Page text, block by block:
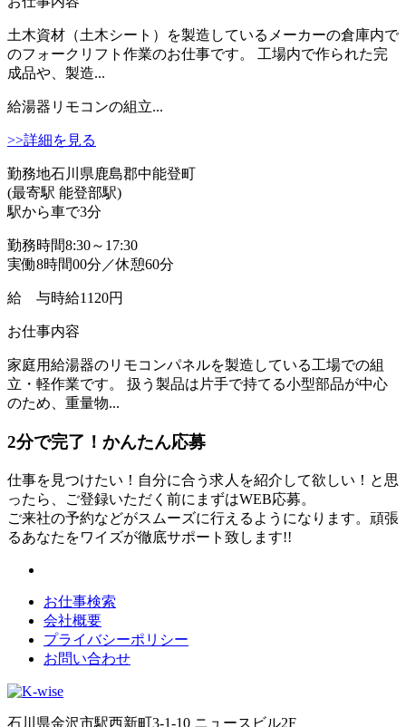
土木資材（土木シート）を製造しているメーカーの倉庫内で
のフォークリフト作業のお仕事です。 工場内で作られた完
成品や、製造...
給湯器リモコンの組立...
>>詳細を見る
勤務地石川県鹿島郡中能登町
(最寄駅 能登部駅)
駅から車で3分
勤務時間8:30～17:30
実働8時間00分／休憩60分
給 与時給1120円
お仕事内容
家庭用給湯器のリモコンパネルを製造している工場での組
立・軽作業です。 扱う製品は片手で持てる小型部品が中心
のため、重量物...
2分で完了！かんたん応募
仕事を見つけたい！自分に合う求人を紹介して欲しい！と思
ったら、ご登録いただく前にまずはWEB応募。
ご来社の予約などがスムーズに行えるようになります。頑張
るあなたをワイズが徹底サポート致します!!
お仕事検索
会社概要
プライバシーポリシー
お問い合わせ
石川県金沢市駅西新町3-1-10 ニュースビル2F